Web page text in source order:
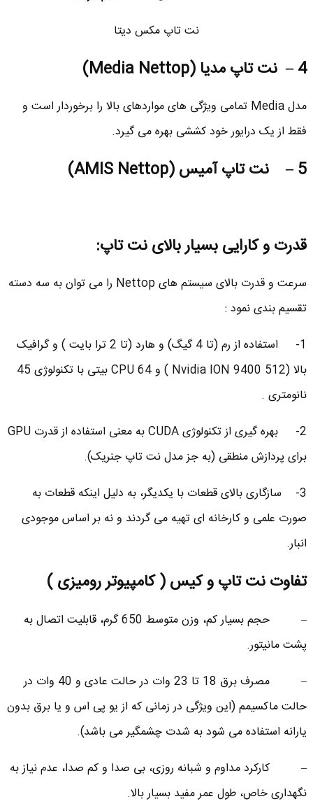
نت تاپ مکس دیتا
4 – نت تاپ مدیا (Media Nettop)
مدل Media تمامی ویژگی های مواردهای بالا را برخوردار است و
فقط از یک درایور خود کششی بهره می گیرد.
5 – نت تاپ آمیس (AMIS Nettop)
قدرت و کارایی بسیار بالای نت تاپ:
سرعت و قدرت بالای سیستم های Nettop را می توان به سه دسته
تقسیم بندی نمود :
1- استفاده از رم (تا 4 گیگ) و هارد (تا 2 ترا بایت ) و گرافیک
بالا (Nvidia ION 9400 512 ) و CPU 64 بیتی با تکنولوژی 45
نانومتری .
2- بهره گیری از تکنولوژی CUDA به معنی استفاده از قدرت GPU
برای پردازش منطقی (به جز مدل نت تاپ جنریک).
3- سازگاری بالای قطعات با یکدیگر، به دلیل اینکه قطعات به
صورت علمی و کارخانه ای تهیه می گردند و نه بر اساس موجودی
انبار.
تفاوت نت تاپ و کیس ( کامپیوتر رومیزی )
– حجم بسیار کم، وزن متوسط 650 گرم، قابلیت اتصال به
پشت مانیتور.
– مصرف برق 18 تا 23 وات در حالت عادی و 40 وات در
حالت ماکسیمم (این وی‍ژگی در زمانی که از یو پی اس و یا برق بدون
یارانه استفاده می شود به شدت چشمگیر می باشد).
– کارکرد مداوم و شبانه روزی، بی صدا و کم صدا، عدم نیاز به
نگهداری خاص، طول عمر مفید بسیار بالا.